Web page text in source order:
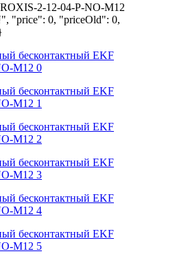
2-12-04-P-NO-M12
"price": 0, "priceOld": 0,